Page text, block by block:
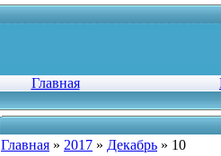
Главная
Главная » 2017 » Декабрь » 10